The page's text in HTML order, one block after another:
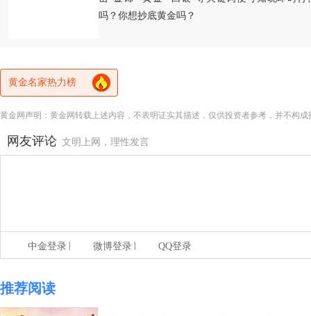
吗？你想抄底黄金吗？
黄金名家热力榜
黄金网声明：黄金网转载上述内容，不表明证实其描述，仅供投资者参考，并不构
网友评论 文明上网，理性发言
中金登录 微博登录 QQ登录
推荐阅读